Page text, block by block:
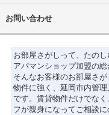
お問い合わせ
お部屋さがしって、たの
アパマンショップ加盟の
そんなお客様のお部屋さ
物件に強く、延岡市内管
です。賃貸物件だけでな
フが親身になってご相談